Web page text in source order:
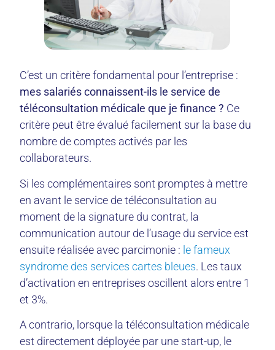
C’est un critère fondamental pour l’entreprise :
mes salariés connaissent-ils le service de
téléconsultation médicale que je finance ? Ce
critère peut être évalué facilement sur la base du
nombre de comptes activés par les
collaborateurs.
Si les complémentaires sont promptes à mettre
en avant le service de téléconsultation au
moment de la signature du contrat, la
communication autour de l’usage du service est
ensuite réalisée avec parcimonie : le fameux
syndrome des services cartes bleues. Les taux
d’activation en entreprises oscillent alors entre 1
et 3%.
A contrario, lorsque la téléconsultation médicale
est directement déployée par une start-up, le